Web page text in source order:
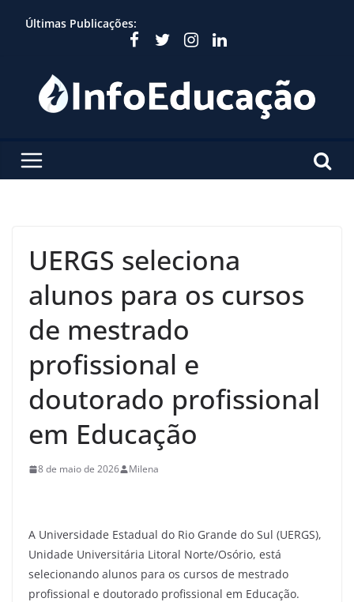
Últimas Publicações:
UERGS seleciona
alunos para os cursos
de mestrado
profissional e
doutorado profissional
em Educação
8 de maio de 2026 Milena
A Universidade Estadual do Rio Grande do Sul (UERGS),
Unidade Universitária Litoral Norte/Osório, está
selecionando alunos para os cursos de mestrado
profissional e doutorado profissional em Educação.